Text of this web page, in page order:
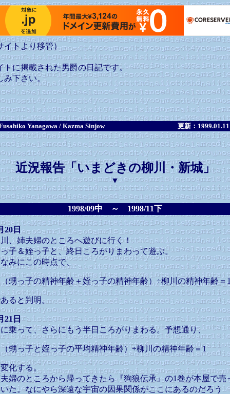
イトより移管）
に掲載された男爵の日記です。
み下さい。
Yanagawa / Kazma Sinjow 更新：
近況報告「いまどきの柳川・新城」
▼
1998/09中 ～ 1998/11下
20日
、姉夫婦のところへ遊びに行く！
子＆姪っ子と、終日ころがりまわって遊ぶ。
みにこの時点で、
っ子の精神年齢＋姪っ子の精神年齢）÷柳川の精神年齢＝
ると判明。
21日
乗って、さらにもう半日ころがりまわる。予想通り、
っ子と姪っ子の平均精神年齢）÷柳川の精神年齢＝1
化する。
婦のところから帰ってきたら『狗狼伝承』の1巻が本屋で売
た。なにやら深遠な宇宙の因果関係がここにあるのだろう